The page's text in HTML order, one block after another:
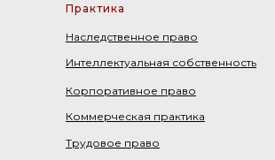
Практика
Интеллектуальная собственность
Корпоративное право
Коммерческая практика
Трудовое право
Наследственное право